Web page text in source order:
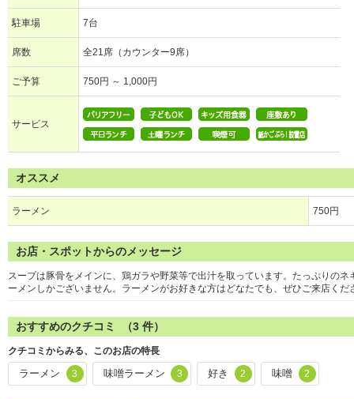
駐車場 7台
席数 全21席（カウンター9席）
ご予算 750円 ～ 1,000円
サービス
オススメ
ラーメン 750円
お店・スポットからのメッセージ
スープは豚骨をメインに、鶏ガラや野菜等で出汁を取っています。たっぷりの
ーメンしかございません。ラーメンがお好きな方はどなたでも、ぜひご来店くだ
おすすめのクチコミ （3 件）
クチコミからみる、このお店の特長
ラーメン 3 味噌ラーメン 3 好き 2 味噌 2